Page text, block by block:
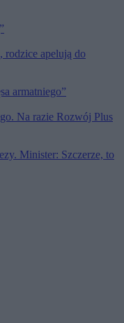
rodzice apelują do
armatniego”
Na razie Rozwój Plus
Minister: Szczerze, to